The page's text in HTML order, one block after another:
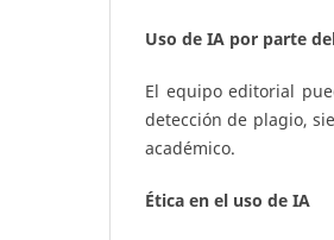
Uso de IA por parte
El equipo editorial
detección de plagio,
académico.
Ética en el uso de IA